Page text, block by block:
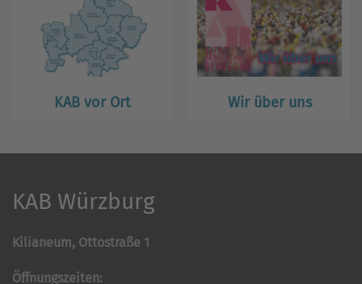
KAB vor Ort Wir über uns
KAB Würzburg
Kilianeum, Ottostraße 1
Öffnungszeiten: